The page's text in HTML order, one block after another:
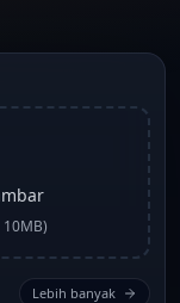
10MB)
Lebih banyak